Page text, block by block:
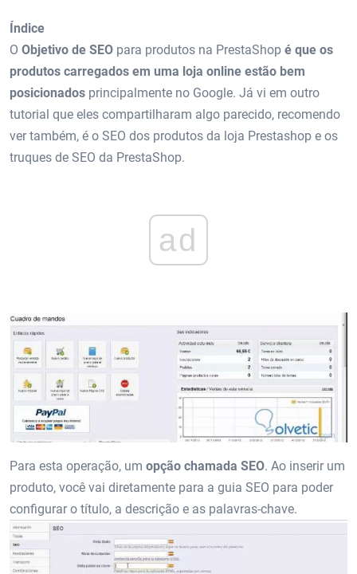
Índice
O Objetivo de SEO para produtos na PrestaShop é que os
produtos carregados em uma loja online estão bem
posicionados principalmente no Google. Já vi em outro
tutorial que eles compartilharam algo parecido, recomendo
ver também, é o SEO dos produtos da loja Prestashop e os
truques de SEO da PrestaShop.
ad
Para esta operação, um opção chamada SEO. Ao inserir um
produto, você vai diretamente para a guia SEO para poder
configurar o título, a descrição e as palavras-chave.